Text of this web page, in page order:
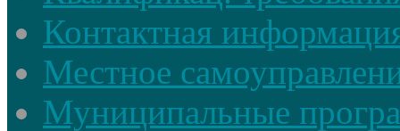
Контактная
Местное
Муниципальные